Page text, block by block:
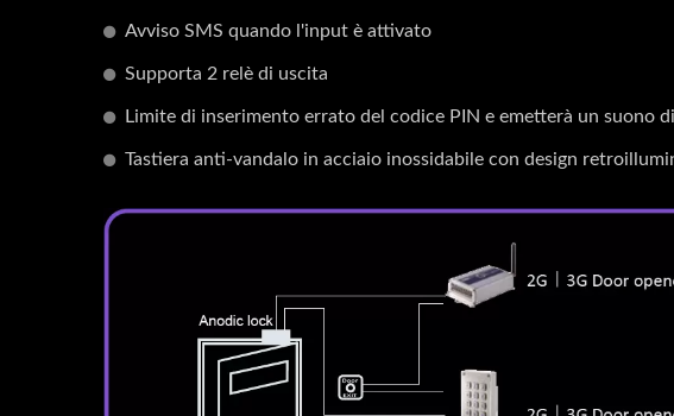
Avviso SMS quando l'input è attivato
Supporta 2 relè di uscita
Limite di inserimento errato del codice PIN e emetterà un suono
Tastiera anti-vandalo in acciaio inossidabile con design